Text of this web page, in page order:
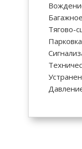
Тягово-
Парковка